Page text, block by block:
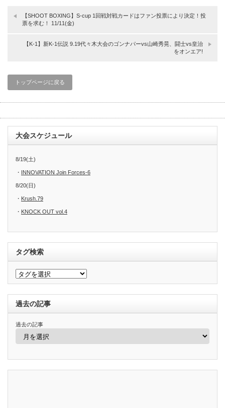
【SHOOT BOXING】S-cup 1回戦対戦カードはファン投票により決定！投
票を求む！ 11/11(金)
【K-1】新K-1伝説 9.19代々木大会のゴンナパーvs山崎秀晃、闘士vs皇治
をオンエア!
トップページに戻る
大会スケジュール
8/19(土)
・ INNOVATION Join Forces-6
8/20(日)
・ Krush.79
・ KNOCK OUT vol.4
タグ検索
過去の記事
過去の記事